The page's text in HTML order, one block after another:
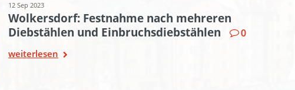
12 Sep 2023
Wolkersdorf: Festnahme nach mehreren
Diebstählen und Einbruchsdiebstählen
0
weiterlesen